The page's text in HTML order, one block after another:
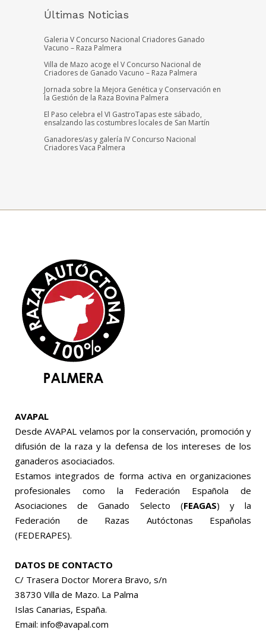
Últimas Noticias
Galeria V Concurso Nacional Criadores Ganado
Vacuno – Raza Palmera
Villa de Mazo acoge el V Concurso Nacional de
Criadores de Ganado Vacuno – Raza Palmera
Jornada sobre la Mejora Genética y Conservación en
la Gestión de la Raza Bovina Palmera
El Paso celebra el VI GastroTapas este sábado,
ensalzando las costumbres locales de San Martín
Ganadores/as y galería IV Concurso Nacional
Criadores Vaca Palmera
AVAPAL
Desde AVAPAL velamos por la conservación, promoción y
difusión de la raza y la defensa de los intereses de los
ganaderos asociaciados.
Estamos integrados de forma activa en organizaciones
profesionales como la Federación Española de
Asociaciones de Ganado Selecto (FEAGAS) y la
Federación de Razas Autóctonas Españolas
(FEDERAPES).
DATOS DE CONTACTO
C/ Trasera Doctor Morera Bravo, s/n
38730 Villa de Mazo. La Palma
Islas Canarias, España.
Email: info@avapal.com